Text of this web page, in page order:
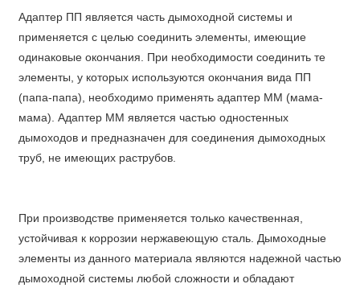
Адаптер ПП является часть дымоходной системы и
применяется с целью соединить элементы, имеющие
одинаковые окончания. При необходимости соединить те
элементы, у которых используются окончания вида ПП
(папа-папа), необходимо применять адаптер ММ (мама-
мама). Адаптер ММ является частью одностенных
дымоходов и предназначен для соединения дымоходных
труб, не имеющих раструбов.
При производстве применяется только качественная,
устойчивая к коррозии нержавеющую сталь. Дымоходные
элементы из данного материала являются надежной частью
дымоходной системы любой сложности и обладают